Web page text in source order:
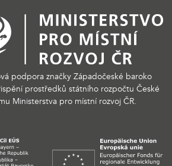
podpora značky Západočeské baroko
prostředků státního rozpočtu České
Ministerstva pro místní rozvoj ČR.